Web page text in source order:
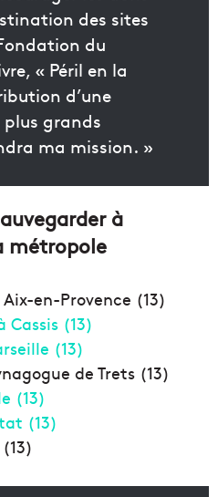
des sites
du
« Péril en la
d’une
grands
ma mission. »
à
métropole
en-Provence (13)
(13)
(13)
de Trets (13)
(13)
(13)